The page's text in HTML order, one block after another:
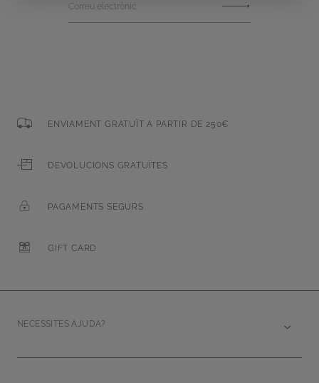
Correu electrònic
ENVIAMENT GRATUÏT A PARTIR DE 250€
DEVOLUCIONS GRATUÏTES
PAGAMENTS SEGURS
GIFT CARD
NECESSITES AJUDA?